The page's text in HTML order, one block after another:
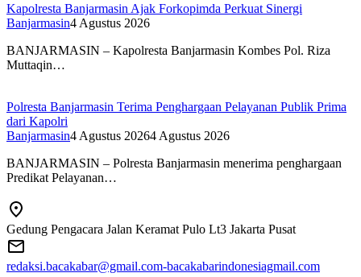
Kapolresta Banjarmasin Ajak Forkopimda Perkuat Sinergi
Banjarmasin4 Agustus 2026
BANJARMASIN – Kapolresta Banjarmasin Kombes Pol. Riza
Muttaqin…
Polresta Banjarmasin Terima Penghargaan Pelayanan Publik Prima
dari Kapolri
Banjarmasin4 Agustus 20264 Agustus 2026
BANJARMASIN – Polresta Banjarmasin menerima penghargaan
Predikat Pelayanan…
Gedung Pengacara Jalan Keramat Pulo Lt3 Jakarta Pusat
redaksi.bacakabar@gmail.com-bacakabarindonesiagmail.com